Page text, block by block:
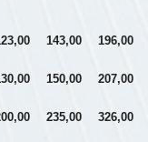
143,00 196,00
150,00 207,00
235,00 326,00